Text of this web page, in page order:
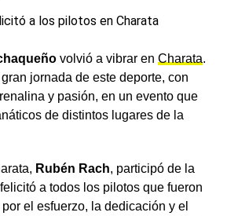
, un punto que el sindicato
de algunos contratos.
ante sus bases: “Estamos de
quedar en la planta hasta que
la huelga hasta que haya
.
volvió a vibrar en Charata.
jornada de este deporte, con
y pasión, en un evento que
de distintos lugares de la
Rubén Rach, participó de la
a todos los pilotos que fueron
el esfuerzo, la dedicación y el